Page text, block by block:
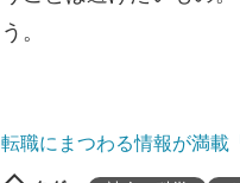
う。
転職にまつわる情報が満載